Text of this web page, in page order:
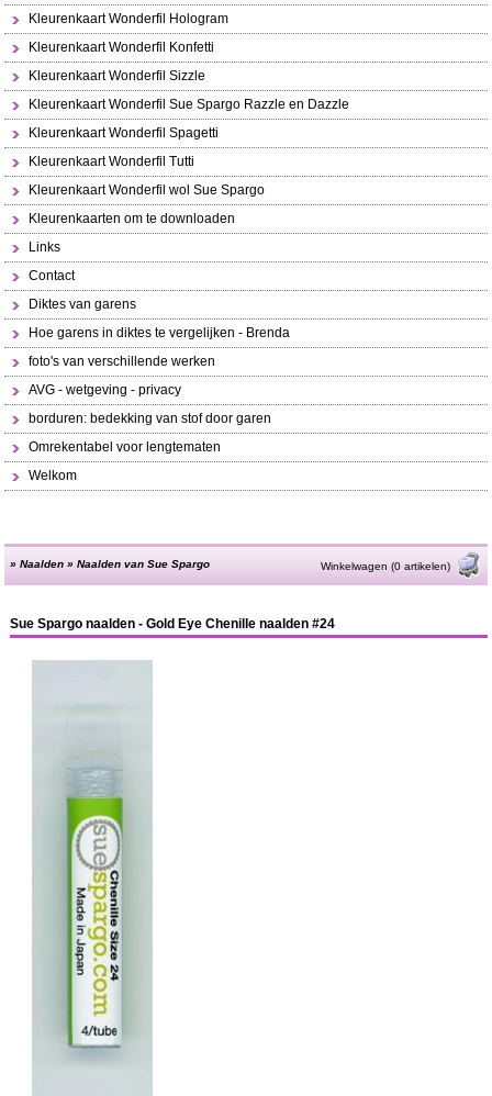
Kleurenkaart Wonderfil Hologram
Kleurenkaart Wonderfil Konfetti
Kleurenkaart Wonderfil Sizzle
Kleurenkaart Wonderfil Sue Spargo Razzle en Dazzle
Kleurenkaart Wonderfil Spagetti
Kleurenkaart Wonderfil Tutti
Kleurenkaart Wonderfil wol Sue Spargo
Kleurenkaarten om te downloaden
Links
Contact
Diktes van garens
Hoe garens in diktes te vergelijken - Brenda
foto's van verschillende werken
AVG - wetgeving - privacy
borduren: bedekking van stof door garen
Omrekentabel voor lengtematen
Welkom
»Naalden »Naalden van Sue Spargo Winkelwagen (0 artikelen)
Sue Spargo naalden - Gold Eye Chenille naalden #24